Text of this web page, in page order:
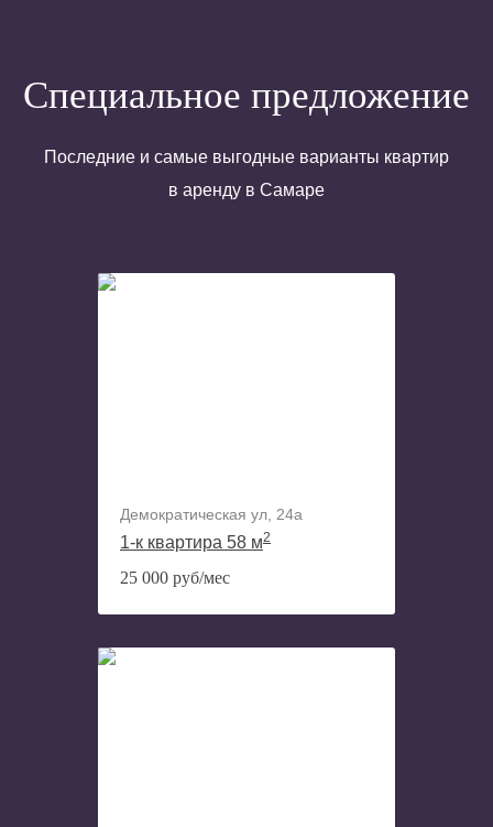
Специальное предложение
Последние и самые выгодные варианты квартир
в аренду в Самаре
Демократическая ул, 24а
1-к квартира 58 м2
25 000 руб/мес